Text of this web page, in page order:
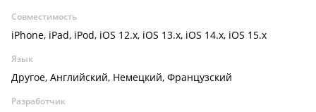
Совместимость
iPhone, iPad, iPod, iOS 12.x, iOS 13.x, iOS 14.x, iOS 15.x
Язык
Другое, Английский, Немецкий, Французский
Разработчик